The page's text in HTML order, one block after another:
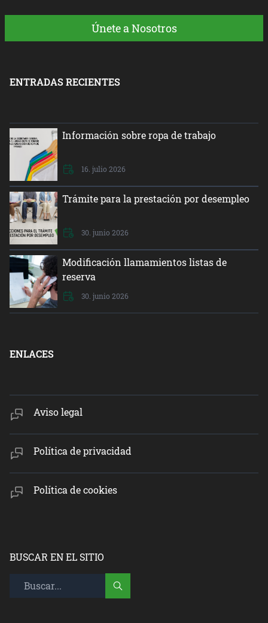
Únete a Nosotros
ENTRADAS RECIENTES
Información sobre ropa de trabajo
16. julio 2026
Trámite para la prestación por desempleo
30. junio 2026
Modificación llamamientos listas de
reserva
30. junio 2026
ENLACES
Aviso legal
Política de privacidad
Política de cookies
BUSCAR EN EL SITIO